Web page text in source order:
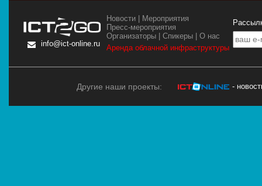
info@ict-online.ru
Новости | Мероприятия
Пресс-мероприятия
Организаторы |Спикеры |О нас
Аренда облачной инфраструктуры
Другие наши проекты: -